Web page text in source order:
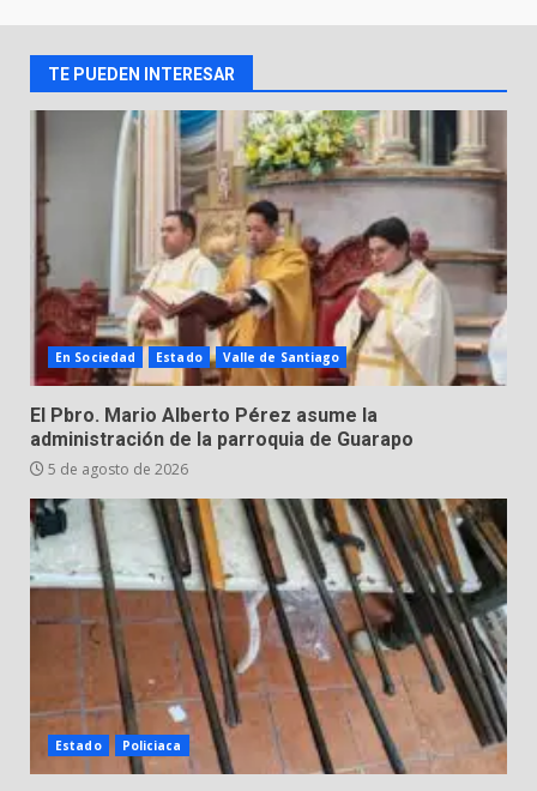
1 5 de agosto de 2026
FISCALÍA GENERAL DEL ESTADO
LEGALIDAD CON LA
TRANSFERENCIA DE ARMAS DE
FUEGO A LA SECRETARÍA DE LA
DEFENSA NACIONAL
5 de agosto de 2026
3
Muere peatón arrollado por
motociclista en Yuriria
4 de agosto de 2026
4
José Antonio Villanueva
Cárdenas, “El Puma”
5
Hombre pierde la vida en
tabiquera
31 de julio de 2026
Emboscada a policías en Yuriria
31 de julio de 2026
TE PUEDEN INTERESAR
En Sociedad Estado Valle de Santiago
El Pbro. Mario Alberto Pérez asume la
administración de la parroquia de Guarapo
5 de agosto de 2026
Estado Policiaca